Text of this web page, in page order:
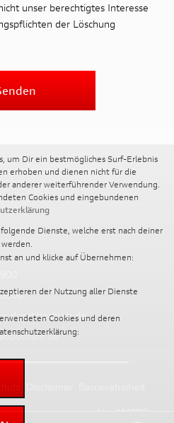
unser berechtigtes Interesse
der Löschung
um Dir ein bestmögliches Surf-Erlebnis
erhoben und dienen nicht für die
anderer weiterführender Verwendung.
Cookies und eingebundenen
Dienste, welche erst nach deiner
an und klicke auf Übernehmen:
der Nutzung aller Dienste
Cookies und deren